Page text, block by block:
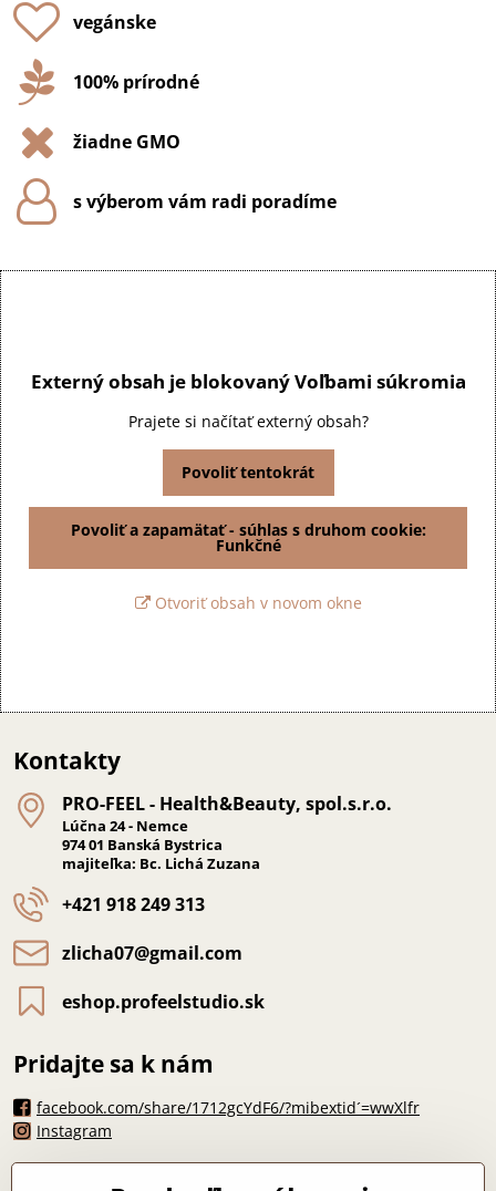
vegánske
100% prírodné
žiadne GMO
s výberom vám radi poradíme
Externý obsah je blokovaný Voľbami súkromia
Prajete si načítať externý obsah?
Povoliť tentokrát
Povoliť a zapamätať - súhlas s druhom cookie:
Funkčné
Otvoriť obsah v novom okne
Kontakty
PRO-FEEL - Health&Beauty, spol​.s​.r​.o​.
Lúčna 24 - Nemce
974 01 Banská Bystrica
majiteľka: Bc. Lichá Zuzana
+421 918 249 313
zlicha07​@gmail​.com
eshop​.profeelstudio​.sk
Pridajte sa k nám
facebook.com/share/1712gcYdF6/?mibextid´=wwXlfr
Instagram
Máte otázku?